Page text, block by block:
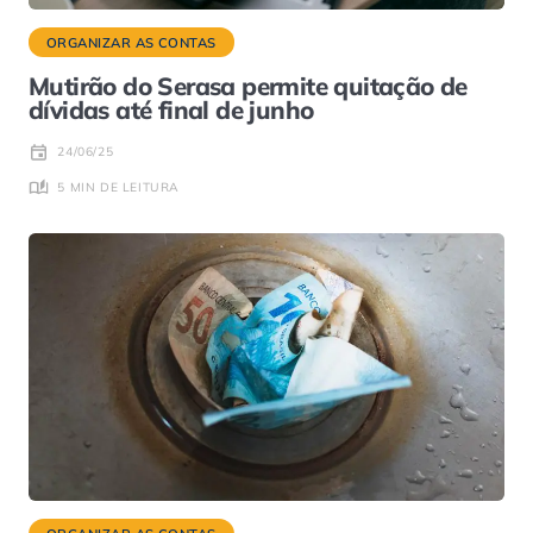
ORGANIZAR AS CONTAS
Mutirão do Serasa permite quitação de
dívidas até final de junho
24/06/25
5 MIN DE LEITURA